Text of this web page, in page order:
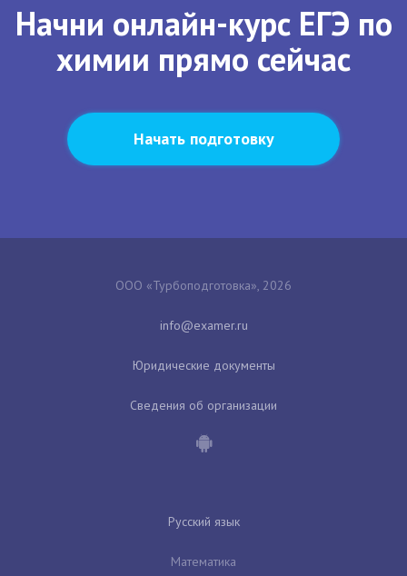
Начни онлайн-курс ЕГЭ по
химии прямо сейчас
Начать подготовку
ООО «Турбоподготовка», 2026
Юридические документы
Сведения об организации
Русский язык
Математика